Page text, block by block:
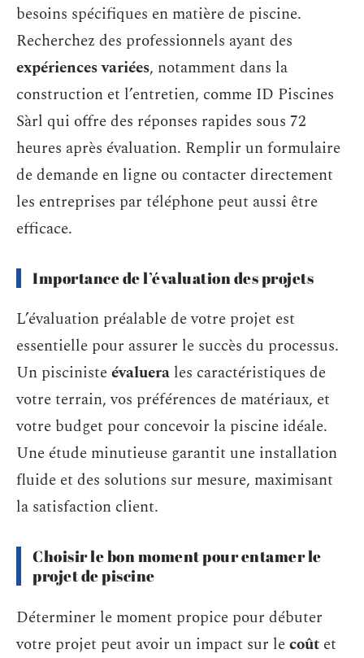
besoins spécifiques en matière de piscine.
Recherchez des professionnels ayant des
expériences variées, notamment dans la
construction et l’entretien, comme ID Piscines
Sàrl qui offre des réponses rapides sous 72
heures après évaluation. Remplir un formulaire
de demande en ligne ou contacter directement
les entreprises par téléphone peut aussi être
efficace.
Importance de l’évaluation des projets
L’évaluation préalable de votre projet est
essentielle pour assurer le succès du processus.
Un piscinisteévaluera les caractéristiques de
votre terrain, vos préférences de matériaux, et
votre budget pour concevoir la piscine idéale.
Une étude minutieuse garantit une installation
fluide et des solutions sur mesure, maximisant
la satisfaction client.
Choisir le bon moment pour entamer le
projet de piscine
Déterminer le moment propice pour débuter
votre projet peut avoir un impact sur lecoût et